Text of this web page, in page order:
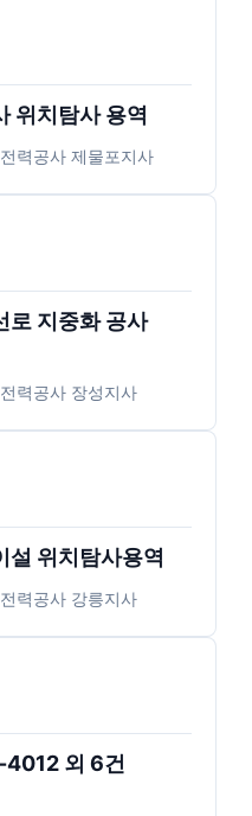
위치탐사 용역
력공사 제물포지사
로 지중화 공사
력공사 장성지사
설 위치탐사용역
력공사 강릉지사
외 6건